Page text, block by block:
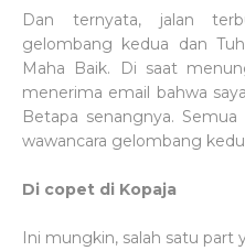
Dan ternyata, jalan
gelombang kedua dan
Maha Baik. Di saat
menerima email bahwa
Betapa senangnya.
wawancara gelombang
Di copet di Kopaja
Ini mungkin, salah satu part